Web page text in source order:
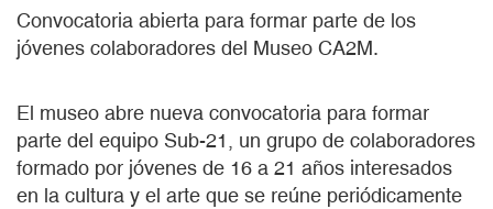
Convocatoria abierta para formar parte de los
jóvenes colaboradores del Museo CA2M.
El museo abre nueva convocatoria para formar
parte del equipo Sub-21, un grupo de colaboradores
formado por jóvenes de 16 a 21 años interesados
en la cultura y el arte que se reúne periódicamente